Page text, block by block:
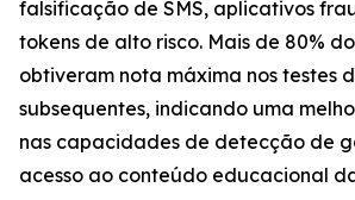
falsificação de SMS, aplicativos
tokens de alto risco. Mais de 80%
obtiveram nota máxima nos testes
subsequentes, indicando uma
nas capacidades de detecção de
acesso ao conteúdo educacional